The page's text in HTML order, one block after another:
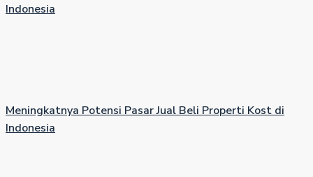
Indonesia
Meningkatnya Potensi Pasar Jual Beli Properti Kost di
Indonesia